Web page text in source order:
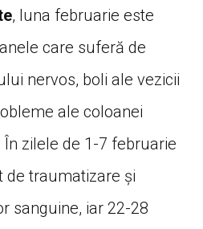
, luna februarie este
care suferă de
nervos, boli ale vezicii
ale coloanei
zilele de 1-7 februarie
de traumatizare și
sanguine, iar 22-28